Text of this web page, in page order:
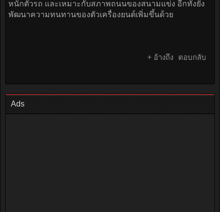
หนักตัวรถ และเหมาะกับสภาพถนนของสนามแข่ง อีกทั้งยัง
พัฒนาความทนทานของตัวเครื่องยนต์เพิ่มขึ้นด้วย
+ อ้างถึง ตอบกลับ
Ads